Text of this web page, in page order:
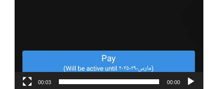
00:00
00:03